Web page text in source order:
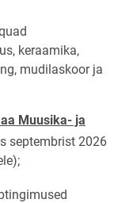
opens on new page
keraamika,
mudilaskoor ja
Muusika- ja
septembrist 2026
on new page